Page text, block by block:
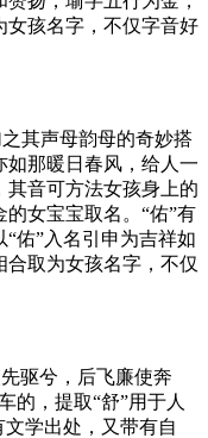
女孩名字，不仅字音好
其声母韵母的奇妙搭
那暖日春风，给人一
音可方法女孩身上的
女宝宝取名。“佑”有
佑”入名引申为吉祥如
取为女孩名字，不仅
驱兮，后飞廉使奔
的，提取“舒”用于人
学出处，又带有自